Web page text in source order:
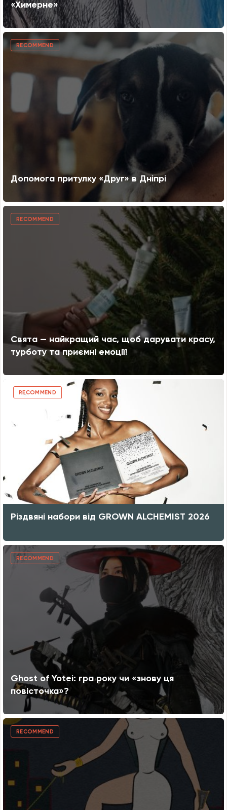
«Химерне»
RECOMMEND
Допомога притулку «Друг» в Дніпрі
RECOMMEND
Свята — найкращий час, щоб дарувати красу,
турботу та приємні емоції!
RECOMMEND
Різдвяні набори від GROWN ALCHEMIST 2026
RECOMMEND
Ghost of Yotei: гра року чи «знову ця
повісточка»?
RECOMMEND